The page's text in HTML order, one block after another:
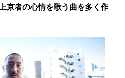
京者の心情を歌う曲を多く作